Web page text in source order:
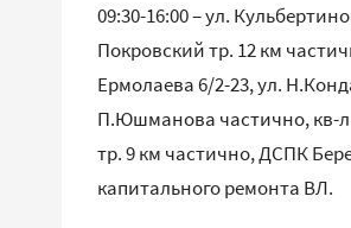
09:30-16:00 – ул.
Покровский тр. 12 км
Ермолаева 6/2-23, ул.
П.Юшманова частично, кв-л
тр. 9 км частично, ДСПК
капитального ремонта ВЛ.